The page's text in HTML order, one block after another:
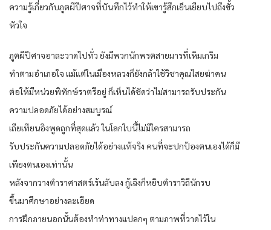
ความรู้เกี่ยวกับภูตผีปีศาจที่บันทึกไว้ทำให้เขารู้สึกเย็นเยียบไปถึงขั้ว
หัวใจ
ภูตผีปีศาจอาละวาดไปทั่ว ยังมีพวกนักพรตสายมารที่เหิมเกริม
ทำตามอำเภอใจ แม้แต่ในเมืองหลวงก็ยังกล้าใช้วิชาคุณไสยฆ่าคน
ต่อให้มีหน่วยพิทักษ์ราตรีอยู่ ก็เห็นได้ชัดว่าไม่สามารถรับประกัน
ความปลอดภัยได้อย่างสมบูรณ์
เถียเทียนอิงพูดถูกที่สุดแล้ว ในโลกใบนี้ไม่มีใครสามารถ
รับประกันความปลอดภัยได้อย่างแท้จริง คนที่จะปกป้องตนเองได้ก็มี
เพียงตนเองเท่านั้น
หลังจากวางตำราศาสตร์เร้นลับลง กู้เฉิงก็หยิบตำราวิถีนักรบ
ขึ้นมาศึกษาอย่างละเอียด
การฝึกภายนอกนั้นต้องทำท่าทางแปลกๆ ตามภาพที่วาดไว้ใน